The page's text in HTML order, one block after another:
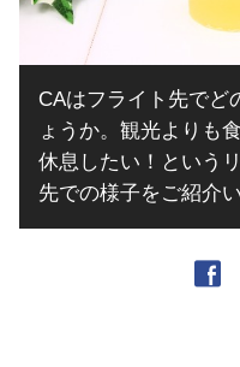
CAはフライト先でど
ょうか。観光よりも
休息したい！という
先での様子をご紹介